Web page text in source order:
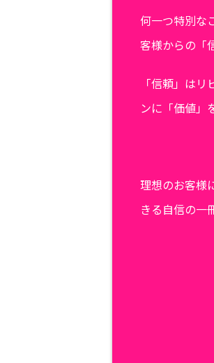
何一つ特別な
客様からの「
「信頼」は
ンに「価値」
理想のお客様
きる自信の一